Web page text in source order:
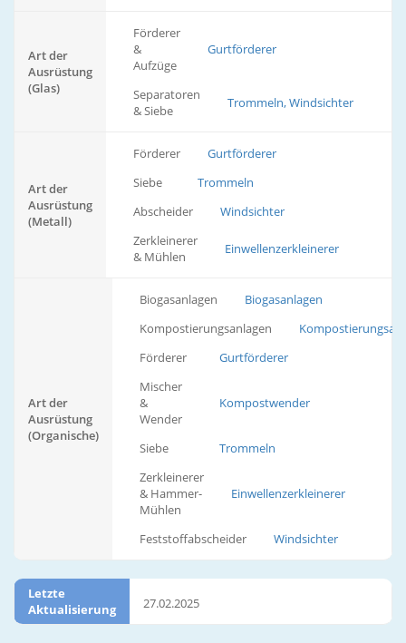
Art der
Ausrüstung
(Glas)
Förderer
&
Aufzüge
Gurtförderer
Separatoren
& Siebe
Trommeln, Windsichter
Art der
Ausrüstung
(Metall)
Förderer
Gurtförderer
Siebe
Trommeln
Abscheider
Windsichter
Zerkleinerer
& Mühlen
Einwellenzerkleinerer
Art der
Ausrüstung
(Organische)
Biogasanlagen
Biogasanlagen
Kompostierungsanlagen
Förderer
Gurtförderer
Mischer
&
Wender
Kompostwender
Siebe
Trommeln
Zerkleinerer
& Hammer-
Mühlen
Einwellenzerkleinerer
Feststoffabscheider Windsichter
Letzte
Aktualisierung
27.02.2025